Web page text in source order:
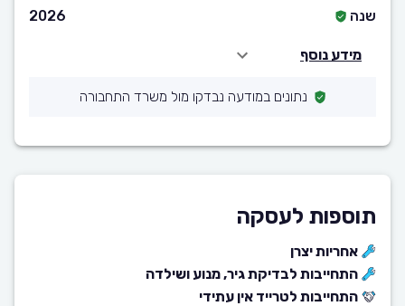
שנה
2026
מידע נוסף
נתונים במודעה נבדקו מול משרד התחבורה
תוספות לעסקה
אחריות יצרן
התחייבות לבדיקת גיר, מנוע ושילדה
התחייבות לטרייד אין עתידי